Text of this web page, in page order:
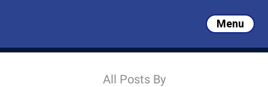
Menu
All Posts By
Close
Close
Menu